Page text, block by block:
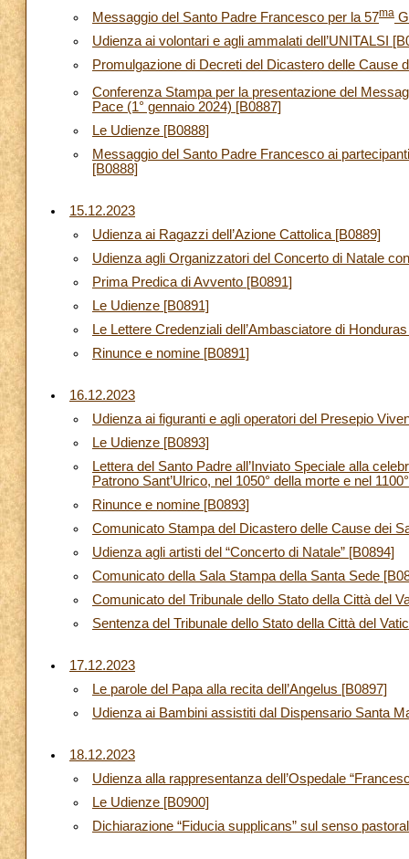
Messaggio del Santo Padre Francesco per la 57ma
Udienza ai volontari e agli ammalati dell’UNITALSI
Promulgazione di Decreti del Dicastero delle Cause
Conferenza Stampa per la presentazione del
Pace (1° gennaio 2024) [B0887]
Le Udienze [B0888]
Messaggio del Santo Padre Francesco ai
[B0888]
15.12.2023
Udienza ai Ragazzi dell’Azione Cattolica [B0889]
Udienza agli Organizzatori del Concerto di Natale
Prima Predica di Avvento [B0891]
Le Udienze [B0891]
Le Lettere Credenziali dell’Ambasciatore di
Rinunce e nomine [B0891]
16.12.2023
Udienza ai figuranti e agli operatori del Presepio
Le Udienze [B0893]
Lettera del Santo Padre all’Inviato Speciale alla
Patrono Sant’Ulrico, nel 1050° della morte e nel
Rinunce e nomine [B0893]
Comunicato Stampa del Dicastero delle Cause dei
Udienza agli artisti del “Concerto di Natale” [B0894]
Comunicato della Sala Stampa della Santa Sede
Comunicato del Tribunale dello Stato della Città del
Sentenza del Tribunale dello Stato della Città del
17.12.2023
Le parole del Papa alla recita dell’Angelus [B0897]
Udienza ai Bambini assistiti dal Dispensario Santa
18.12.2023
Udienza alla rappresentanza dell’Ospedale
Le Udienze [B0900]
Dichiarazione “Fiducia supplicans” sul senso